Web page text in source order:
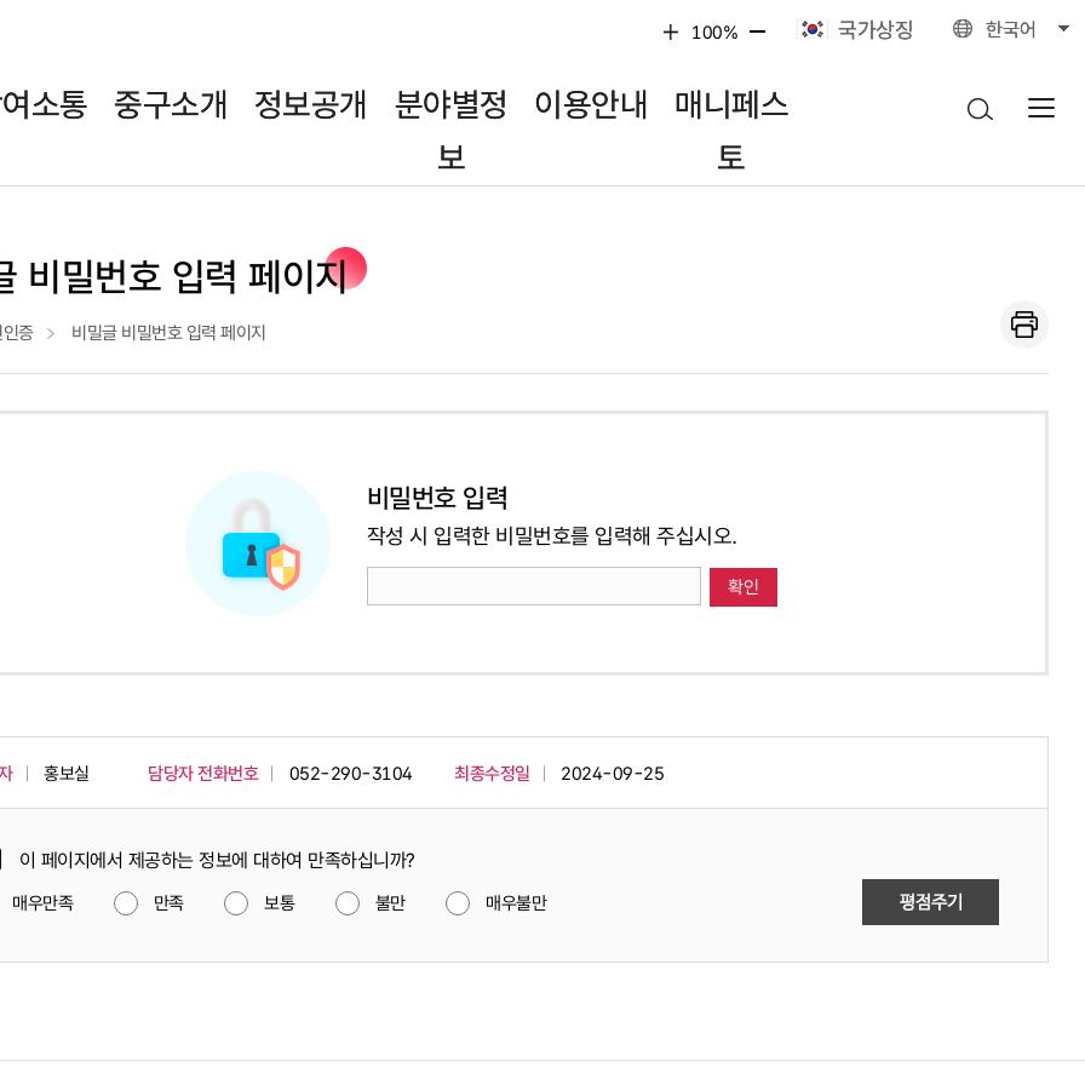
100% 국가상징 한국어
소통 중구소개 정보공개
분야별정
보
이용안내
매니페스
토
비밀번호 입력 페이지
증 비밀글 비밀번호 입력 페이지
비밀번호 입력
작성 시 입력한 비밀번호를 입력해 주십시오.
홍보실 담당자 전화번호 052-290-3104 최종수정일 2024-09-25
이 페이지에서 제공하는 정보에 대하여 만족하십니까?
매우만족 만족 보통 불만 매우불만